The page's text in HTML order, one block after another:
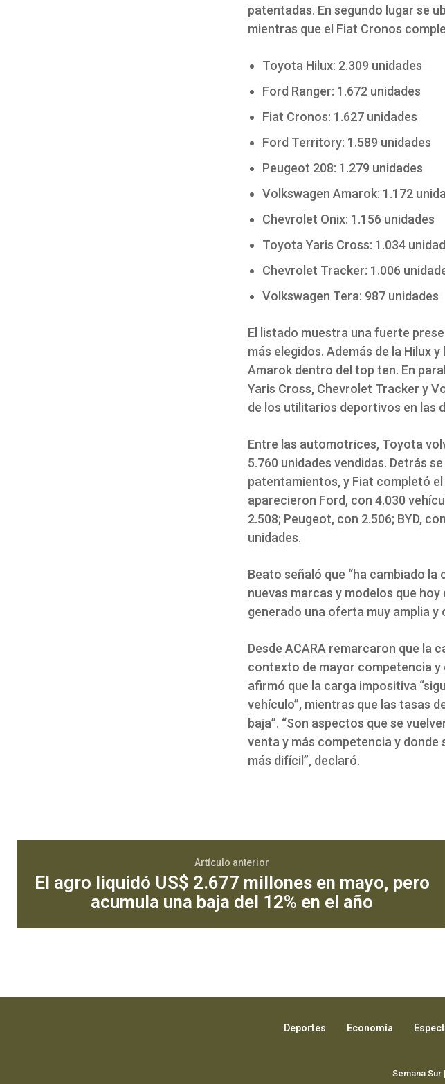
patentadas. En segundo lugar se
mientras que el Fiat Cronos
Toyota Hilux: 2.309 unidades
Ford Ranger: 1.672 unidades
Fiat Cronos: 1.627 unidades
Ford Territory: 1.589 unidades
Peugeot 208: 1.279 unidades
Volkswagen Amarok: 1.172
Chevrolet Onix: 1.156 unidades
Toyota Yaris Cross: 1.034
Chevrolet Tracker: 1.006
Volkswagen Tera: 987 unidades
El listado muestra una fuerte
más elegidos. Además de la Hilux
Amarok dentro del top ten. En
Yaris Cross, Chevrolet Tracker y
de los utilitarios deportivos en las
Entre las automotrices, Toyota
5.760 unidades vendidas. Detrás
patentamientos, y Fiat completó
aparecieron Ford, con 4.030
2.508; Peugeot, con 2.506; BYD,
unidades.
Beato señaló que “ha cambiado
nuevas marcas y modelos que
generado una oferta muy amplia y
Desde ACARA remarcaron que la
contexto de mayor competencia y
afirmó que la carga impositiva
vehículo”, mientras que las tasas
baja”. “Son aspectos que se
venta y más competencia y
más difícil”, declaró.
Artículo anterior
El agro liquidó US$ 2.677 millones en mayo, pero
acumula una baja del 12% en el año
Deportes Economía
Semana